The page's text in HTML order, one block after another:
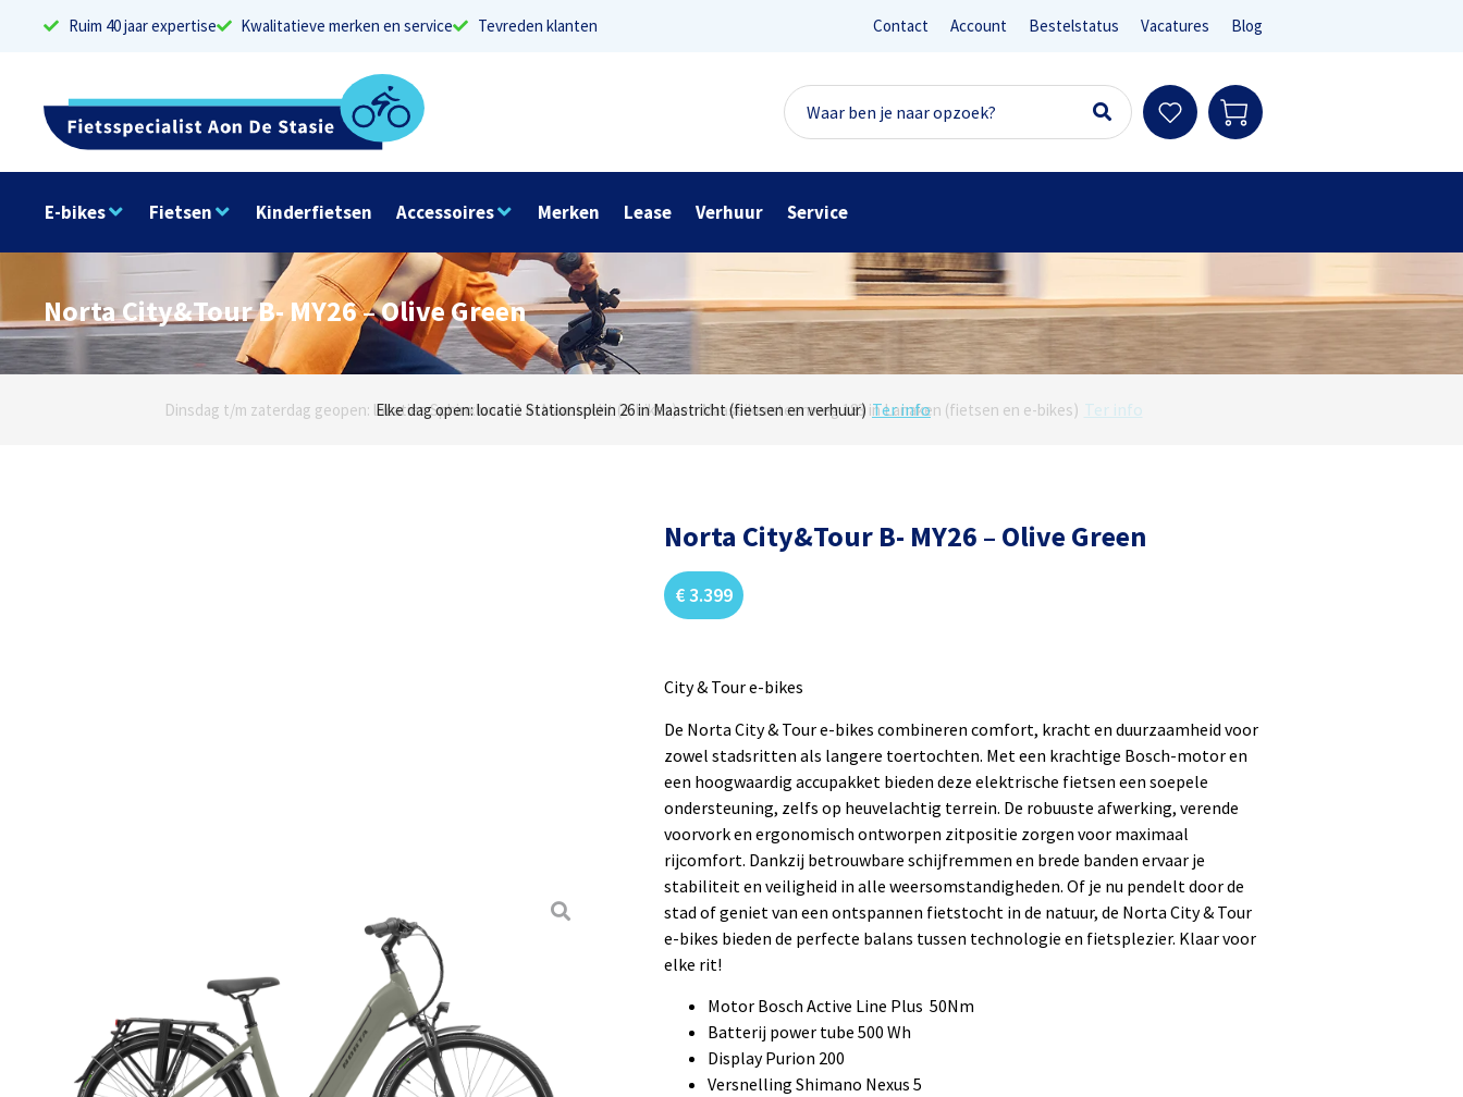
Ruim 40 jaar expertise Kwalitatieve merken en service Tevreden klanten Contact Account Bestelstatus Vacatures Blog
E-bikes Fietsen Kinderfietsen Accessoires Merken Lease Verhuur Service
Norta City&Tour B- MY26 – Olive Green
Dinsdag t/m zaterdag geopen: locaties Sphinxlunet 1 in Maastricht (e-bikes) en Maaseikersteenweg 183 in Lanaken (fietsen en e-bikes) Ter info
Elke dag open: locatie Stationsplein 26 in Maastricht (fietsen en verhuur) Ter info
Onze missie? Tevreden klanten! Lees reviews
Norta City&Tour B- MY26 – Olive Green
€3.399
City & Tour e-bikes
De Norta City & Tour e-bikes combineren comfort, kracht en duurzaamheid voor
zowel stadsritten als langere toertochten. Met een krachtige Bosch-motor en
een hoogwaardig accupakket bieden deze elektrische fietsen een soepele
ondersteuning, zelfs op heuvelachtig terrein. De robuuste afwerking, verende
voorvork en ergonomisch ontworpen zitpositie zorgen voor maximaal
rijcomfort. Dankzij betrouwbare schijfremmen en brede banden ervaar je
stabiliteit en veiligheid in alle weersomstandigheden. Of je nu pendelt door de
stad of geniet van een ontspannen fietstocht in de natuur, de Norta City & Tour
e-bikes bieden de perfecte balans tussen technologie en fietsplezier. Klaar voor
elke rit!
Motor Bosch Active Line Plus 50Nm
Batterij power tube 500 Wh
Display Purion 200
Versnelling Shimano Nexus 5